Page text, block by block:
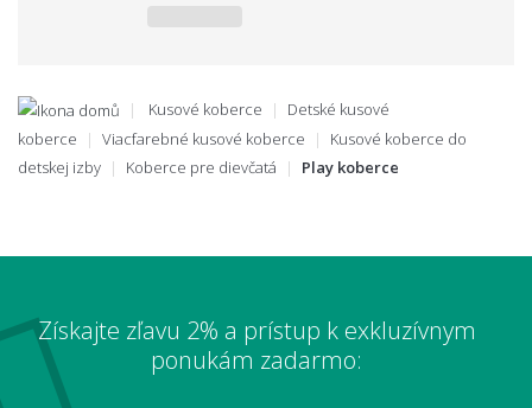
Kusové koberce
Detské kusové
koberce
Viacfarebné kusové koberce
Kusové koberce do
detskej izby
Koberce pre dievčatá Play koberce
Získajte zľavu 2% a prístup k exkluzívnym
ponukám zadarmo: